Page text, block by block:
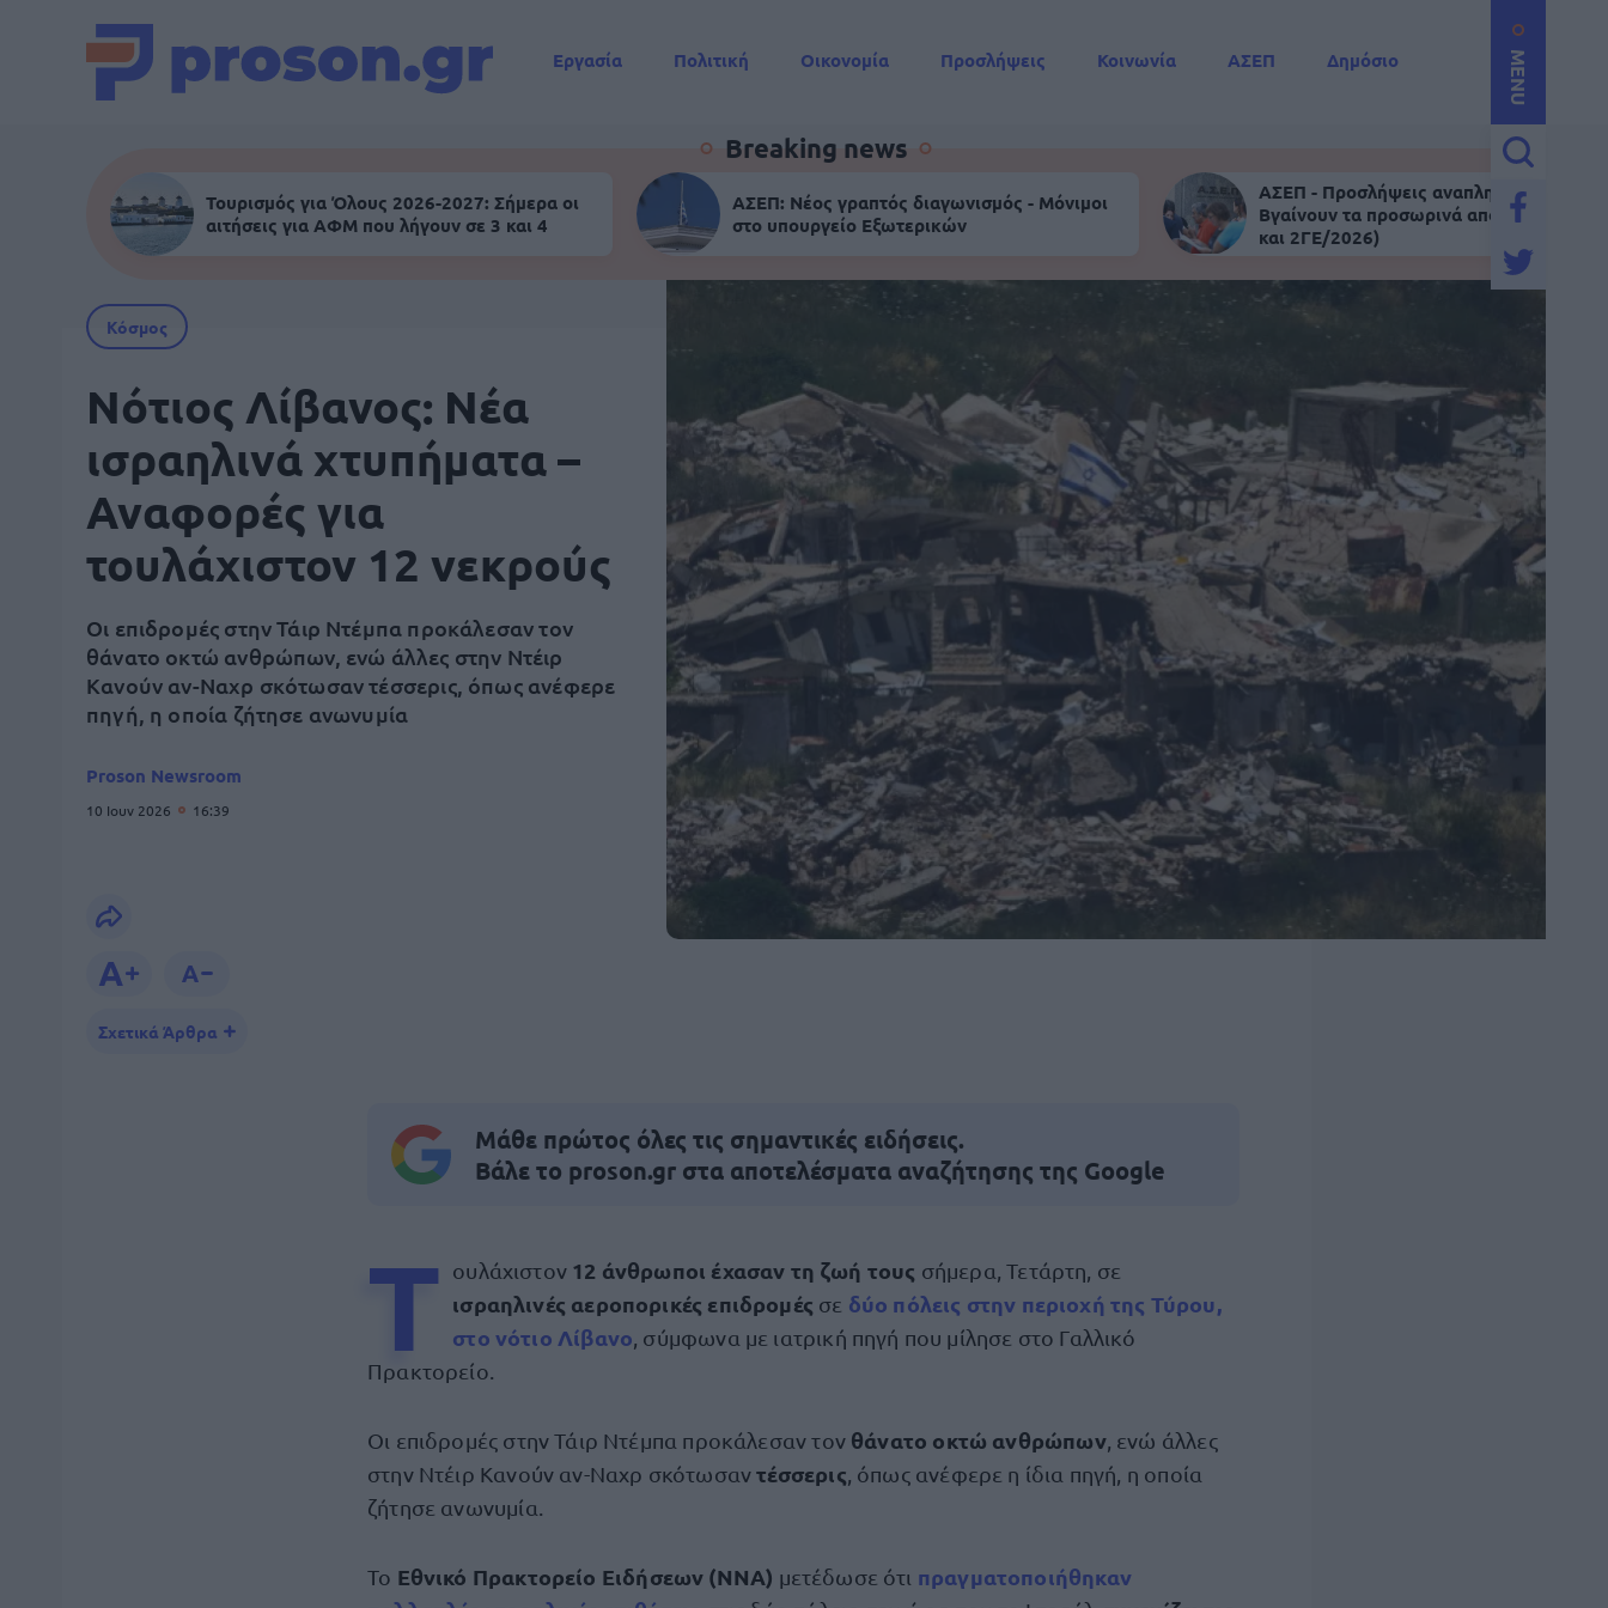
MENU
Εργασία Πολιτική Οικονομία Προσλήψεις Κοινωνία ΑΣΕΠ
Δημόσιο
Breaking news
Τουρισμός για Όλους 2026-2027: Σήμερα οι
αιτήσεις για ΑΦΜ που λήγουν σε 3 και 4
ΑΣΕΠ: Νέος γραπτός διαγωνισμός - Μόνιμοι
στο υπουργείο Εξωτερικών
ΑΣΕΠ - Προσλήψεις αναπληρωτών:
Βγαίνουν τα προσωρινά αποτελέσματα
και 2ΓΕ/2026)
Κόσμος
Νότιος Λίβανος: Nέα
ισραηλινά χτυπήματα –
Αναφορές για
τουλάχιστον 12 νεκρούς
Οι επιδρομές στην Τάιρ Ντέμπα προκάλεσαν τον
θάνατο οκτώ ανθρώπων, ενώ άλλες στην Ντέιρ
Κανούν αν-Ναχρ σκότωσαν τέσσερις, όπως ανέφερε
πηγή, η οποία ζήτησε ανωνυμία
Proson Newsroom
10 Ιουν 2026 16:39
Σχετικά Άρθρα
Μάθε πρώτος όλες τις σημαντικές ειδήσεις.
Βάλε το proson.gr στα αποτελέσματα αναζήτησης της Google
Τ ουλάχιστον 12 άνθρωποι έχασαν τη ζωή τους σήμερα, Τετάρτη, σε
ισραηλινές αεροπορικές επιδρομές σε δύο πόλεις στην περιοχή της Τύρου,
στο νότιο Λίβανο , σύμφωνα με ιατρική πηγή που μίλησε στο Γαλλικό
Πρακτορείο.
Οι επιδρομές στην Τάιρ Ντέμπα προκάλεσαν τονθάνατο οκτώ ανθρώπων, ενώ άλλες
στην Ντέιρ Κανούν αν-Ναχρ σκότωσαντέσσερις , όπως ανέφερε η ίδια πηγή, η οποία
ζήτησε ανωνυμία.
Το Εθνικό Πρακτορείο Ειδήσεων (NNA) μετέδωσε ότι πραγματοποιήθηκαν